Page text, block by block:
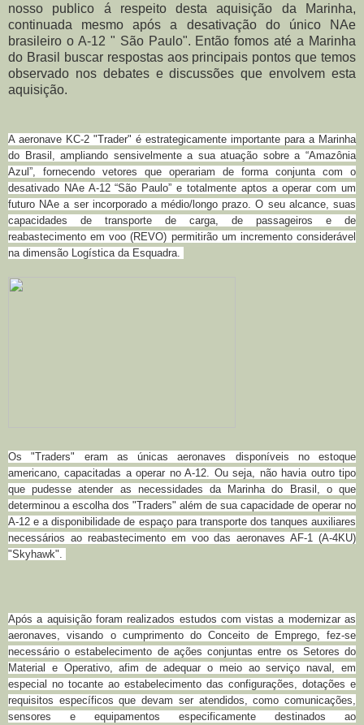
nosso publico á respeito desta aquisição da Marinha,
continuada mesmo após a desativação do único NAe
brasileiro o A-12 " São Paulo". Então fomos até a Marinha
do Brasil buscar respostas aos principais pontos que temos
observado nos debates e discussões que envolvem esta
aquisição.
A aeronave KC-2 "Trader" é estrategicamente importante para a Marinha
do Brasil, ampliando sensivelmente a sua atuação sobre a “Amazônia
Azul”, fornecendo vetores que operariam de forma conjunta com o
desativado NAe A-12 “São Paulo” e totalmente aptos a operar com um
futuro NAe a ser incorporado a médio/longo prazo. O seu alcance, suas
capacidades de transporte de carga, de passageiros e de
reabastecimento em voo (REVO) permitirão um incremento considerável
na dimensão Logística da Esquadra.
Os "Traders" eram as únicas aeronaves disponíveis no estoque
americano, capacitadas a operar no A-12. Ou seja, não havia outro tipo
que pudesse atender as necessidades da Marinha do Brasil, o que
determinou a escolha dos "Traders" além de sua capacidade de operar no
A-12 e a disponibilidade de espaço para transporte dos tanques auxiliares
necessários ao reabastecimento em voo das aeronaves AF-1 (A-4KU)
"Skyhawk".
Após a aquisição foram realizados estudos com vistas a modernizar as
aeronaves, visando o cumprimento do Conceito de Emprego, fez-se
necessário o estabelecimento de ações conjuntas entre os Setores do
Material e Operativo, afim de adequar o meio ao serviço naval, em
especial no tocante ao estabelecimento das configurações, dotações e
requisitos específicos que devam ser atendidos, como comunicações,
sensores e equipamentos especificamente destinados ao